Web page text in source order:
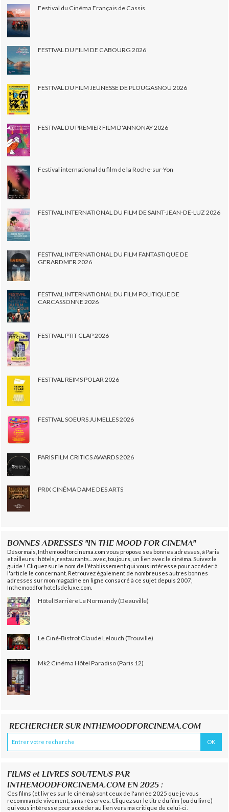
Festival du Cinéma Français de Cassis
FESTIVAL DU FILM DE CABOURG 2026
FESTIVAL DU FILM JEUNESSE DE PLOUGASNOU 2026
FESTIVAL DU PREMIER FILM D'ANNONAY 2026
Festival international du film de la Roche-sur-Yon
FESTIVAL INTERNATIONAL DU FILM DE SAINT-JEAN-DE-LUZ 2026
FESTIVAL INTERNATIONAL DU FILM FANTASTIQUE DE
GERARDMER 2026
FESTIVAL INTERNATIONAL DU FILM POLITIQUE DE
CARCASSONNE 2026
FESTIVAL PTIT CLAP 2026
FESTIVAL REIMS POLAR 2026
FESTIVAL SOEURS JUMELLES 2026
PARIS FILM CRITICS AWARDS 2026
PRIX CINÉMA DAME DES ARTS
BONNES ADRESSES "IN THE MOOD FOR CINEMA"
Désormais, Inthemoodforcinema.com vous propose ses bonnes adresses, à Paris
et ailleurs : hôtels, restaurants... avec, toujours, un lien avec le cinéma. Suivez le
guide ! Cliquez sur le nom de l'établissement qui vous intéresse pour accéder à
l'article le concernant. Retrouvez également de nombreuses autres bonnes
adresses sur mon magazine en ligne consacré à ce sujet depuis 2007,
Inthemoodforhotelsdeluxe.com.
Hôtel Barrière Le Normandy (Deauville)
Le Ciné-Bistrot Claude Lelouch (Trouville)
Mk2 Cinéma Hôtel Paradiso (Paris 12)
RECHERCHER SUR INTHEMOODFORCINEMA.COM
FILMS et LIVRES SOUTENUS PAR
INTHEMOODFORCINEMA.COM EN 2025 :
Ces films (et livres sur le cinéma) sont ceux de l'année 2025 que je vous
recommande vivement, sans réserves. Cliquez sur le titre du film (ou du livre)
qui vous intéresse pour accéder au lien vers ma critique de celui-ci.